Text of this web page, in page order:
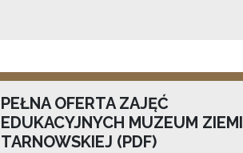
PEŁNA OFERTA ZAJĘĆ
EDUKACYJNYCH MUZEUM ZIEMI
TARNOWSKIEJ (PDF)